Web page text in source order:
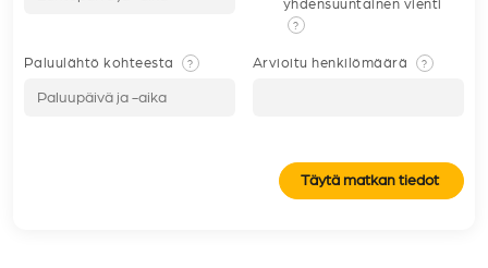
yhdensuuntainen vienti
?
Paluulähtö kohteesta ? Arvioitu henkilömäärä ?
Täytä matkan tiedot